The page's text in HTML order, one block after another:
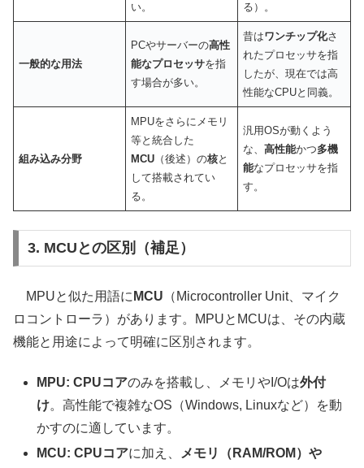
い。
る）。
一般的な用法
PCやサーバーの高性
能なプロセッサを指
す場合が多い。
昔はワンチップ化さ
れたプロセッサを指
したが、現在では高
性能なCPUと同義。
組み込み分野
MPUをさらにメモリ
等と統合した
MCU （後述）の核と
して搭載されてい
る。
汎用OSが動くよう
な、高性能かつ多機
能なプロセッサを指
す。
3. MCUとの区別（補足）
MPUと似た用語に MCU （Microcontroller Unit、マイク
ロコントローラ）があります。MPUとMCUは、その内蔵
機能と用途によって明確に区別されます。
MPU: CPUコアのみを搭載し、メモリやI/Oは外付
け。高性能で複雑なOS（Windows, Linuxなど）を動
かすのに適しています。
MCU: CPUコアに加え、 メモリ（RAM/ROM）や